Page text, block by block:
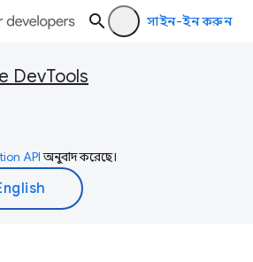
সাইন-ইন করুন
DevTools
APIঅনুবাদ করেছে।